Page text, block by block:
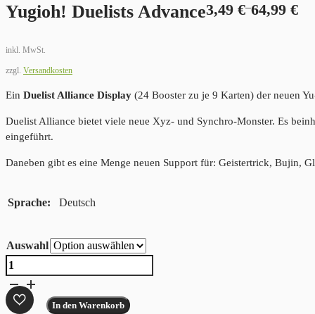
Yugioh! Duelists Advance3,49 €–64,99 €
inkl. MwSt.
zzgl. Versandkosten
Ein Duelist Alliance Display (24 Booster zu je 9 Karten) der neuen
Duelist Alliance bietet viele neue Xyz- und Synchro-Monster. Es
eingeführt.
Daneben gibt es eine Menge neuen Support für: Geistertrick, Bujin,
Sprache Deutsch
Auswahl
Yugioh!
Duelists
Advance
In den Warenkorb